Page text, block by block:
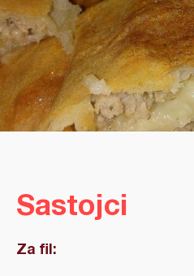
Sastojci
Za fil: